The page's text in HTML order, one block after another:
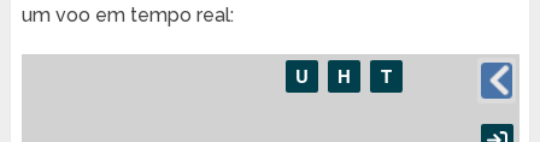
um voo em tempo real: